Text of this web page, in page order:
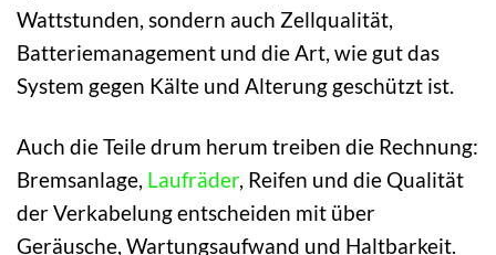
Wattstunden, sondern auch Zellqualität,
Batteriemanagement und die Art, wie gut das
System gegen Kälte und Alterung geschützt ist.
Auch die Teile drum herum treiben die Rechnung:
Bremsanlage, Laufräder, Reifen und die Qualität
der Verkabelung entscheiden mit über
Geräusche, Wartungsaufwand und Haltbarkeit.